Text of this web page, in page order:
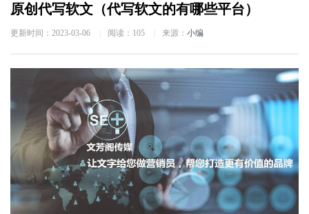
原创代写软文（代写软文的有哪些平台）
更新时间：2023-03-06 阅读： 105 来源： 小编